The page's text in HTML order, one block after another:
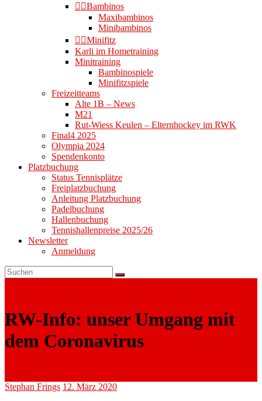
👉🏻Bambinos
Maxibambinos
Minibambinos
👉🏻Minifitz
Karli im Hometraining
Minitraining
Bambinospiele
Minifitzspiele
Freizeitteams
Alte 1B – News
M21
Rut-Wiess Keulen – Elternhockey im RWK
Final4 2025
Olympia 2024
Spendenkonto
Platzbuchung
Status Tennisplätze
Freiplatzbuchung
Anleitung Platzbuchung
Padelbuchung
Hallenbuchung
Tennishallenpreise 2025/26
Newsletter
Anmeldung
RW-Info: unser Umgang mit
dem Coronavirus
Stephan Frings 12. März 2020